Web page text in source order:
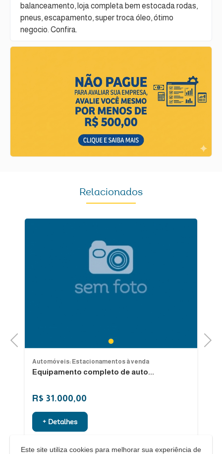
balanceamento, loja completa bem estocada rodas,
pneus, escapamento, super troca óleo, ótimo
negocio. Confira.
Relacionados
Previous 1
Automóveis: Estacionamentos à venda
Equipamento completo de auto...
R$ 31.000,00
+ Detalhes
Next
Este site utiliza cookies para melhorar sua experiência de